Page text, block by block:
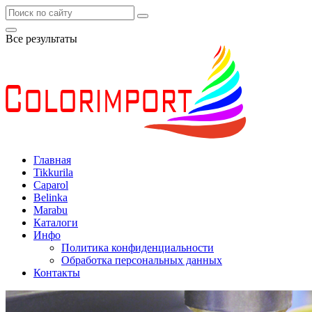
Все результаты
Главная
Tikkurila
Caparol
Belinka
Marabu
Каталоги
Инфо
Политика конфиденциальности
Обработка персональных данных
Контакты